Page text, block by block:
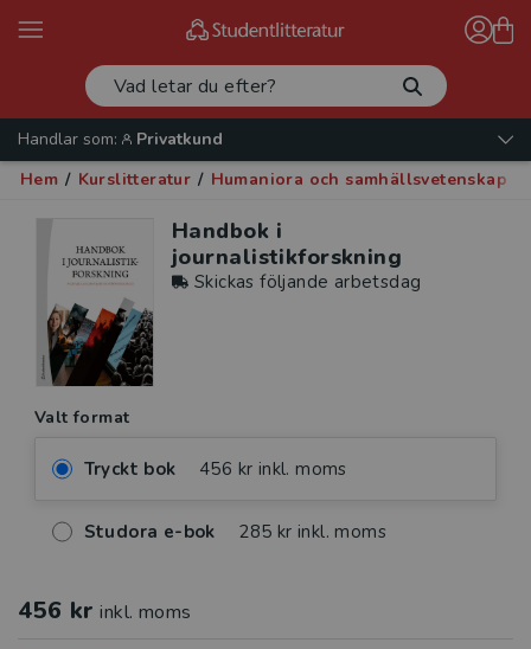
Handlar som:
Privatkund
Hem / Kurslitteratur / Humaniora och samhällsvetenskap
Handbok i
journalistikforskning
Skickas följande arbetsdag
Valt format
Tryckt bok 456 kr inkl. moms
Studora e-bok 285 kr inkl. moms
456 kr inkl. moms